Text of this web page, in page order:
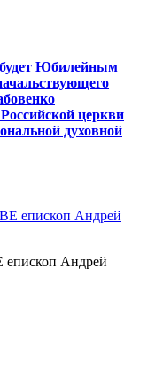
будет Юбилейным
церкви
духовной
епископ Андрей